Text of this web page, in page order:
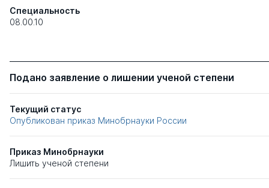
Специальность
08.00.10
Подано заявление о лишении ученой степени
Текущий статус
Опубликован приказ Минобрнауки России
Приказ Минобрнауки
Лишить ученой степени